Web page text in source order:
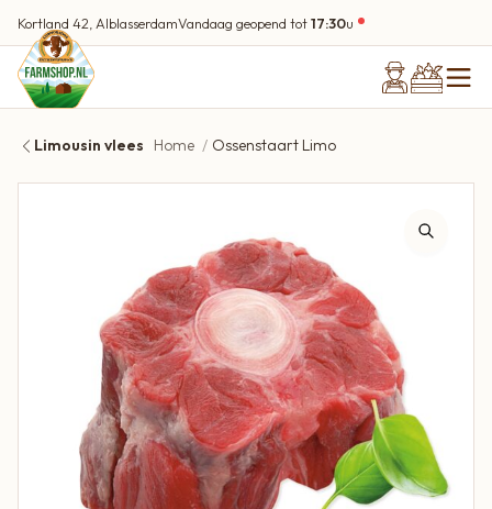
Kortland 42, AlblasserdamVandaag geopend tot17:30u
Limousin vlees Home Ossenstaart Limo